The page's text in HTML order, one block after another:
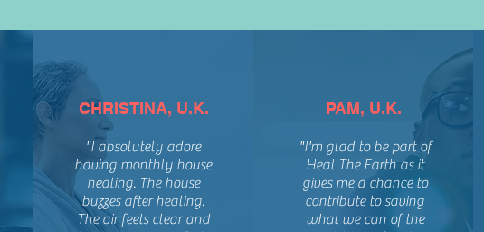
CHRISTINA, U.K.
"I absolutely adore
having monthly house
healing. The house
buzzes after healing.
The air feels clear and
PAM, U.K.
"I'm glad to be part of
Heal The Earth as it
gives me a chance to
contribute to saving
what we can of the